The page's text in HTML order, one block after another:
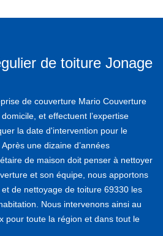
de toiture Jonage
de couverture Mario Couverture
et effectuent l’expertise
la date d'intervention pour le
une dizaine d’années
de maison doit penser à nettoyer
et son équipe, nous apportons
de nettoyage de toiture 69330 les
Nous intervenons ainsi au
pour toute la région et dans tout le